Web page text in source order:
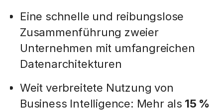
Eine schnelle und reibungslose
Zusammenführung zweier
Unternehmen mit umfangreichen
Datenarchitekturen
Weit verbreitete Nutzung von
Business Intelligence: Mehr als 15 %